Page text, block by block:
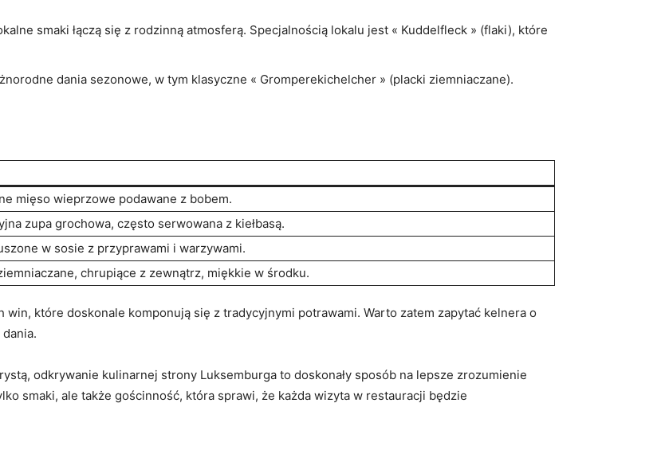
smaki łączą się​ z⁢ rodzinną atmosferą. Specjalnością lokalu jest « Kuddelfleck »⁣ (flaki), które
dania sezonowe, w tym klasyczne⁤ « Gromperekichelcher »‌ (placki ziemniaczane).
‍mięso wieprzowe podawane⁣ z bobem.
zupa grochowa, często serwowana ​z kiełbasą.
w sosie z przyprawami i warzywami.
chrupiące z zewnątrz, miękkie w środku.
które doskonale komponują​ się z tradycyjnymi potrawami. Warto⁢ zatem ​zapytać kelnera ‍o
odkrywanie kulinarnej strony Luksemburga to doskonały sposób na lepsze zrozumienie
smaki, ale także gościnność, która sprawi, że każda ‌wizyta w restauracji⁣ będzie